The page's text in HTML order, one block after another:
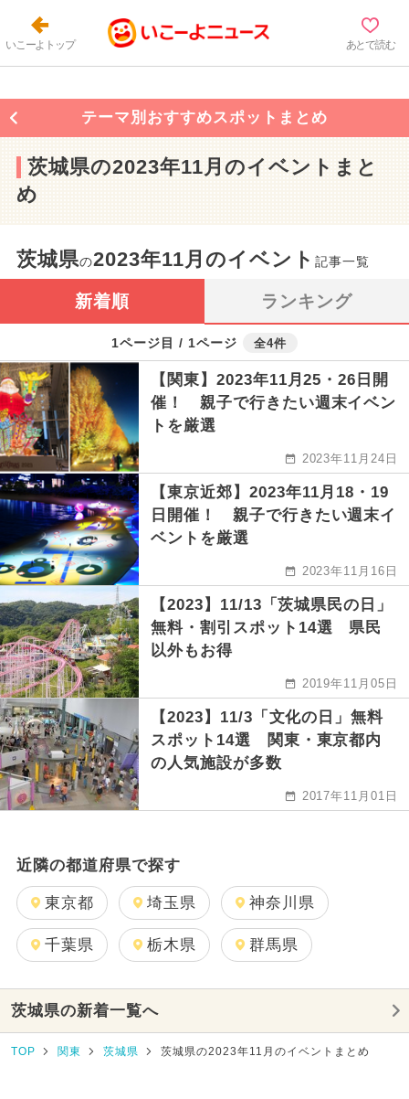
いこーよトップ あとで読む
テーマ別おすすめスポットまとめ
茨城県の2023年11月のイベントまと
め
茨城県の2023年11月のイベント記事一覧
新着順 ランキング
1ページ目 / 1ページ 全4件
【関東】2023年11月25・26日開
催！ 親子で行きたい週末イベン
トを厳選
2023年11月24日
【東京近郊】2023年11月18・19
日開催！ 親子で行きたい週末イ
ベントを厳選
2023年11月16日
【2023】11/13「茨城県民の日」
無料・割引スポット14選 県民
以外もお得
2019年11月05日
【2023】11/3「文化の日」無料
スポット14選 関東・東京都内
の人気施設が多数
2017年11月01日
近隣の都道府県で探す
東京都 埼玉県 神奈川県
千葉県 栃木県 群馬県
茨城県の新着一覧へ
TOP 関東 茨城県 茨城県の2023年11月のイベントまとめ